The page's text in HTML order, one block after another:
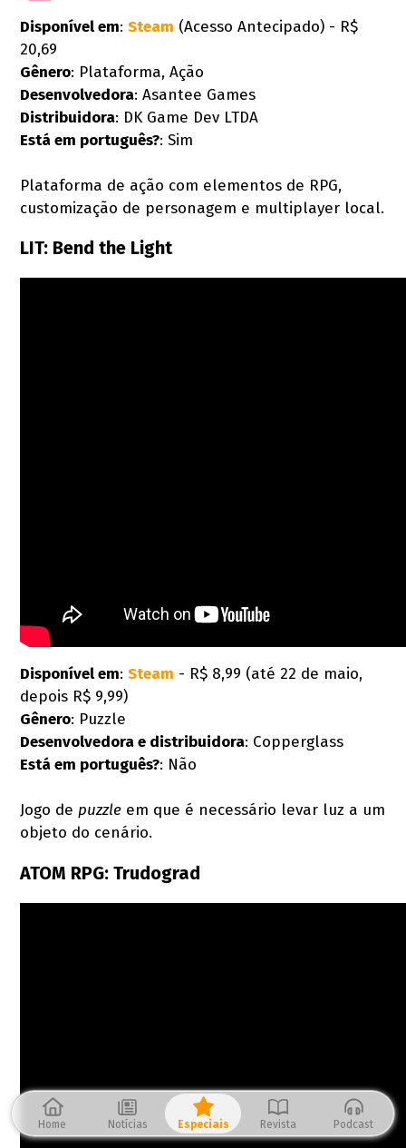
Disponível em:Steam (Acesso Antecipado) - R$
20,69
Gênero: Plataforma, Ação
Desenvolvedora: Asantee Games
Distribuidora: DK Game Dev LTDA
Está em português?: Sim
Plataforma de ação com elementos de RPG,
customização de personagem e multiplayer local.
LIT: Bend the Light
Disponível em:Steam - R$ 8,99 (até 22 de maio,
depois R$ 9,99)
Gênero: Puzzle
Desenvolvedora e distribuidora: Copperglass
Está em português?: Não
Jogo depuzzle em que é necessário levar luz a um
objeto do cenário.
ATOM RPG: Trudograd
Home Notícias Especiais Revista Podcast